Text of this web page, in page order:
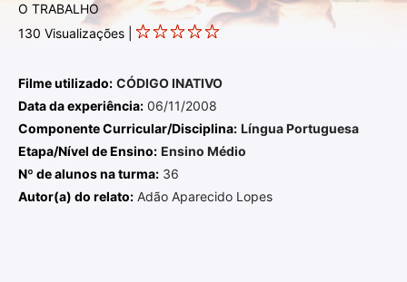
O TRABALHO
130 Visualizações |
Filme utilizado: CÓDIGO INATIVO
Data da experiência: 06/11/2008
Componente Curricular/Disciplina: Língua Portuguesa
Etapa/Nível de Ensino: Ensino Médio
Nº de alunos na turma: 36
Autor(a) do relato: Adão Aparecido Lopes